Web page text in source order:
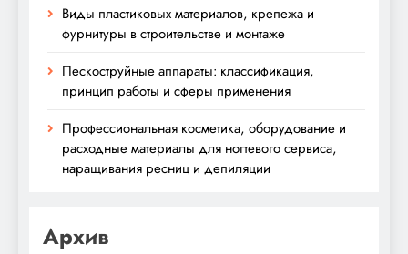
Виды пластиковых материалов, крепежа и
фурнитуры в строительстве и монтаже
Пескоструйные аппараты: классификация,
принцип работы и сферы применения
Профессиональная косметика, оборудование и
расходные материалы для ногтевого сервиса,
наращивания ресниц и депиляции
Архив